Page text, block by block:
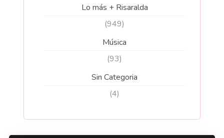
Lo más + Risaralda
(949)
Música
(93)
Sin Categoria
(4)